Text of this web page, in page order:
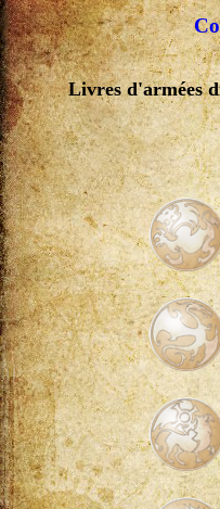
Livres d'armées